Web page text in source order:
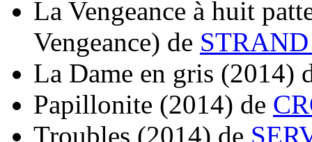
La Vengeance à huit
Vengeance) de
La Dame en gris (2014)
Papillonite (2014) de
Troubles (2014) de